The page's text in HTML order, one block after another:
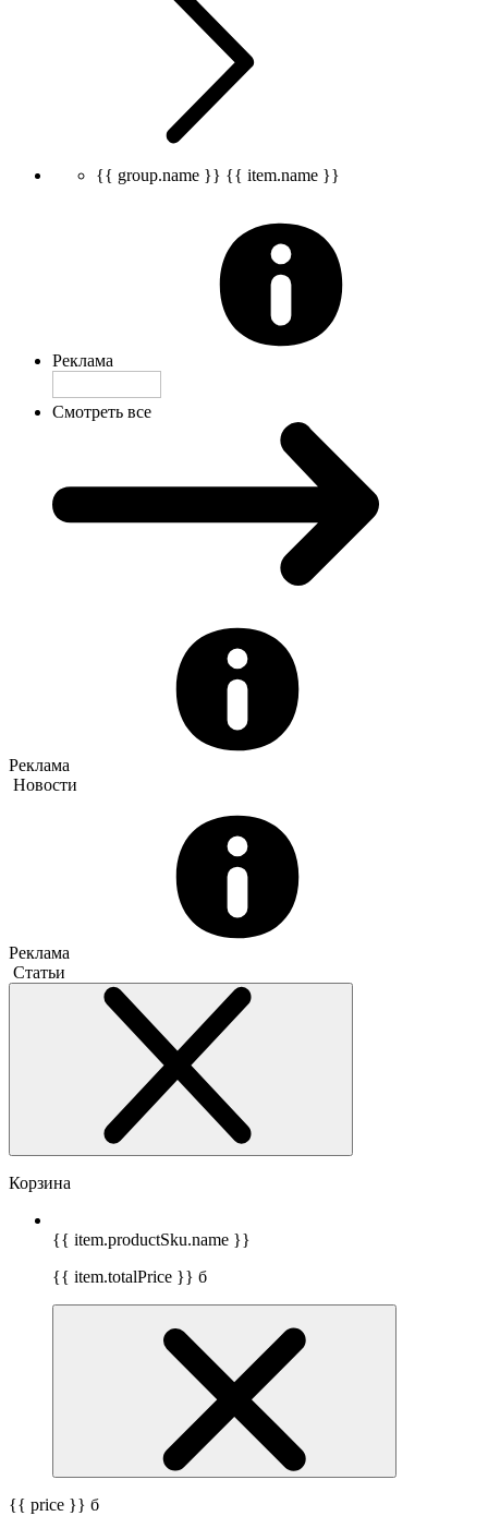
{{ group.name }} {{ item.name }}
Реклама
Смотреть все
Реклама
Новости
Реклама
Статьи
Корзина
{{ item.productSku.name }}
{{ item.totalPrice }} б
{{ price }} б